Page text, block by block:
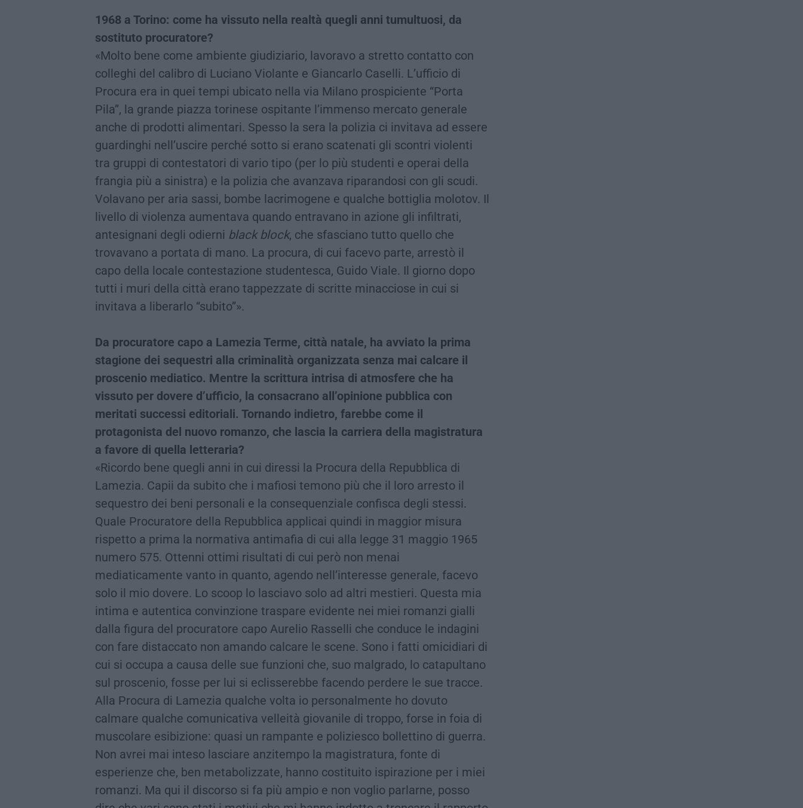
1968 a Torino: come ha vissuto nella realtà quegli anni tumultuosi, da
sostituto procuratore?
«Molto bene come ambiente giudiziario, lavoravo a stretto contatto con
colleghi del calibro di Luciano Violante e Giancarlo Caselli. L’ufficio di
Procura era in quei tempi ubicato nella via Milano prospiciente “Porta
Pila”, la grande piazza torinese ospitante l’immenso mercato generale
anche di prodotti alimentari. Spesso la sera la polizia ci invitava ad essere
guardinghi nell’uscire perché sotto si erano scatenati gli scontri violenti
tra gruppi di contestatori di vario tipo (per lo più studenti e operai della
frangia più a sinistra) e la polizia che avanzava riparandosi con gli scudi.
Volavano per aria sassi, bombe lacrimogene e qualche bottiglia molotov. Il
livello di violenza aumentava quando entravano in azione gli infiltrati,
antesignani degli odierni black block, che sfasciano tutto quello che
trovavano a portata di mano. La procura, di cui facevo parte, arrestò il
capo della locale contestazione studentesca, Guido Viale. Il giorno dopo
tutti i muri della città erano tappezzate di scritte minacciose in cui si
invitava a liberarlo “subito”».
Da procuratore capo a Lamezia Terme, città natale, ha avviato la prima
stagione dei sequestri alla criminalità organizzata senza mai calcare il
proscenio mediatico. Mentre la scrittura intrisa di atmosfere che ha
vissuto per dovere d’ufficio, la consacrano all’opinione pubblica con
meritati successi editoriali. Tornando indietro, farebbe come il
protagonista del nuovo romanzo, che lascia la carriera della magistratura
a favore di quella letteraria?
«Ricordo bene quegli anni in cui diressi la Procura della Repubblica di
Lamezia. Capii da subito che i mafiosi temono più che il loro arresto il
sequestro dei beni personali e la consequenziale confisca degli stessi.
Quale Procuratore della Repubblica applicai quindi in maggior misura
rispetto a prima la normativa antimafia di cui alla legge 31 maggio 1965
numero 575. Ottenni ottimi risultati di cui però non menai
mediaticamente vanto in quanto, agendo nell’interesse generale, facevo
solo il mio dovere. Lo scoop lo lasciavo solo ad altri mestieri. Questa mia
intima e autentica convinzione traspare evidente nei miei romanzi gialli
dalla figura del procuratore capo Aurelio Rasselli che conduce le indagini
con fare distaccato non amando calcare le scene. Sono i fatti omicidiari di
cui si occupa a causa delle sue funzioni che, suo malgrado, lo catapultano
sul proscenio, fosse per lui si eclisserebbe facendo perdere le sue tracce.
Alla Procura di Lamezia qualche volta io personalmente ho dovuto
calmare qualche comunicativa velleità giovanile di troppo, forse in foia di
muscolare esibizione: quasi un rampante e poliziesco bollettino di guerra.
Non avrei mai inteso lasciare anzitempo la magistratura, fonte di
esperienze che, ben metabolizzate, hanno costituito ispirazione per i miei
romanzi. Ma qui il discorso si fa più ampio e non voglio parlarne, posso